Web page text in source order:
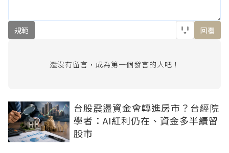
規範 回覆
還沒有留言，成為第一個發言的人吧！
台股震盪資金會轉進房市？台經院
學者：AI紅利仍在、資金多半續留
股市